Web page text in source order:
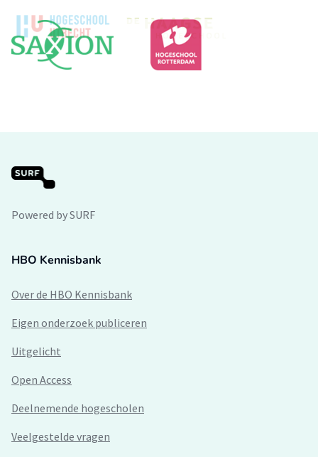
Powered by SURF
HBO Kennisbank
Over de HBO Kennisbank
Eigen onderzoek publiceren
Uitgelicht
Open Access
Deelnemende hogescholen
Veelgestelde vragen